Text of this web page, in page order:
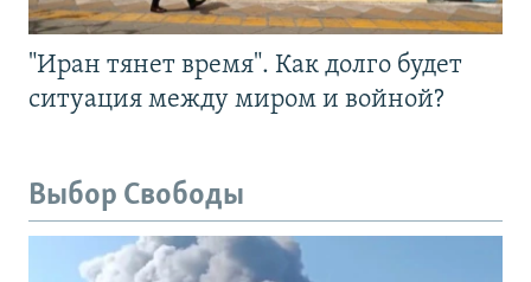
"Иран тянет время". Как долго будет
ситуация между миром и войной?
Выбор Свободы